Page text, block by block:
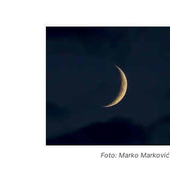
Foto: Marko Marković